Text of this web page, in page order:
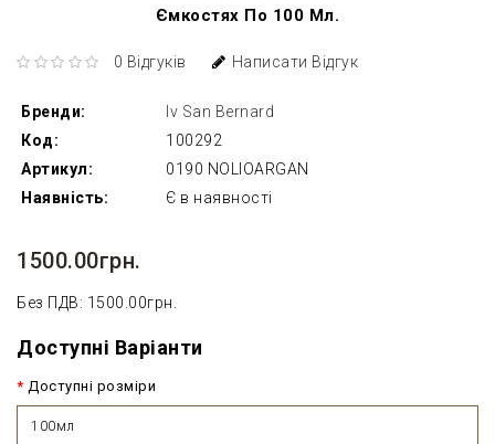
Ємкостях По 100 Мл.
0 Відгуків Написати Відгук
Бренди:
Iv San Bernard
Код:
100292
Артикул:
0190 NOLIOARGAN
Наявність:
Є в наявності
1500.00грн.
Без ПДВ: 1500.00грн.
Доступні Варіанти
Доступні розміри
100мл